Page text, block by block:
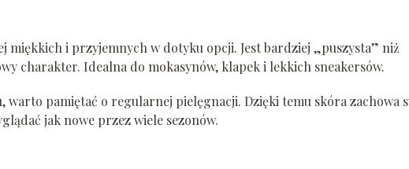
miękkich i przyjemnych w dotyku opcji. Jest bardziej „puszysta” niż
charakter. Idealna do mokasynów, klapek i lekkich sneakersów.
warto pamiętać o regularnej pielęgnacji. Dzięki temu skóra zachowa
jak nowe przez wiele sezonów.